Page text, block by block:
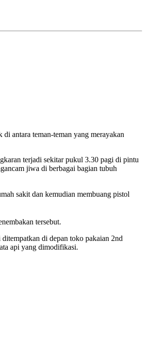
antara teman-teman yang merayakan
terjadi sekitar pukul 3.30 pagi di pintu
jiwa di berbagai bagian tubuh
sakit dan kemudian membuang pistol
tersebut.
di depan toko pakaian 2nd
api yang dimodifikasi.